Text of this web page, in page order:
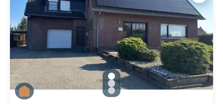
gallery.slide_selector
Zu Slide 1 wechseln
Zu Slide 2 wechseln
Zu Slide 3 wechseln